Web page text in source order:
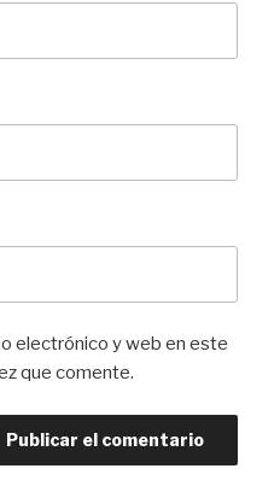
electrónico y web en este
que comente.